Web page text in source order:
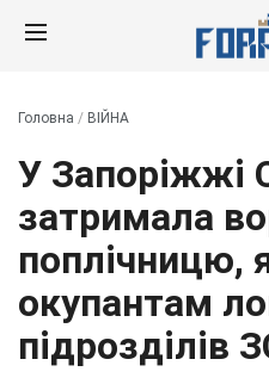
Головна / ВІЙНА
У Запоріжжі
затримала
поплічницю,
окупантам
підрозділів